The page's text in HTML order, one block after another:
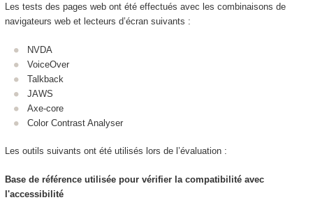
Les tests des pages web ont été effectués avec les combinaisons de
navigateurs web et lecteurs d’écran suivants :
NVDA
VoiceOver
Talkback
JAWS
Axe-core
Color Contrast Analyser
Les outils suivants ont été utilisés lors de l’évaluation :
Base de référence utilisée pour vérifier la compatibilité avec
l'accessibilité